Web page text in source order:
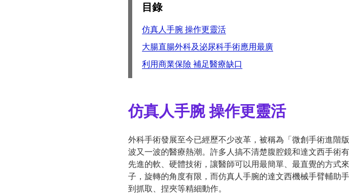
目錄
仿真人手腕 操作更靈活
大腸直腸外科及泌尿科手術應用最廣
利用商業保險 補足醫療缺口
仿真人手腕 操作更靈活
外科手術發展至今已經歷不少改革，被稱為「微創手術進階
波又一波的醫療熱潮。許多人搞不清楚腹腔鏡和達文西手術
先進的軟、硬體技術，讓醫師可以用最簡單、最直覺的方式
子，旋轉的角度有限，而仿真人手腕的達文西機械手臂輔助
到抓取、捏夾等精細動作。